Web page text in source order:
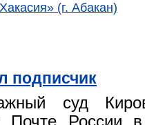
(г. Абакан)
подписчик
суд